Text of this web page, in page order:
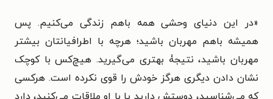
«در این دنیای وحشی همه باهم زندگی می‌کنیم. پس
همیشه باهم مهربان باشید؛ هرچه با اطرافیانتان بیشتر
مهربان باشید، نتیجۀ بهتری می‌گیرید. هیچ‌کس با کوچک
نشان دادن دیگری هرگز خودش را قوی نکرده است. هرکسی